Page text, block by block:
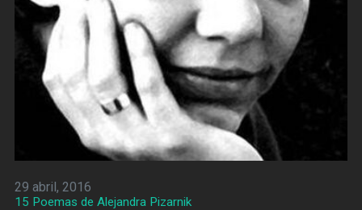
29 abril, 2016
15 Poemas de Alejandra Pizarnik